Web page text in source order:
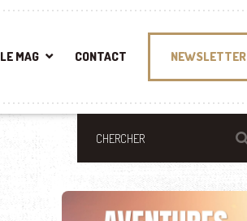
LE MAG CONTACT NEWSLETTER